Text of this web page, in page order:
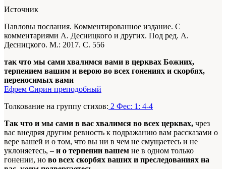
Источник
Павловы послания. Комментированное издание. С
комментариями А. Десницкого и других. Под ред. А.
Десницкого. М.: 2017. С. 556
так что мы сами хвалимся вами в церквах Божиих,
терпением вашим и верою во всех гонениях и скорбях,
переносимых вами
Ефрем Сирин преподобный
Толкование на группу стихов: 2 Фес: 1: 4-4
Так что и мы сами в вас хвалимся во всех церквах, чрез
вас внедряя другим ревность к подражанию вам рассказами о
вере вашей и о том, что вы ни в чем не смущаетесь и не
уклоняетесь, – и о терпении вашем не в одном только
гонении, но во всех скорбях ваших и преследо­ваниях на